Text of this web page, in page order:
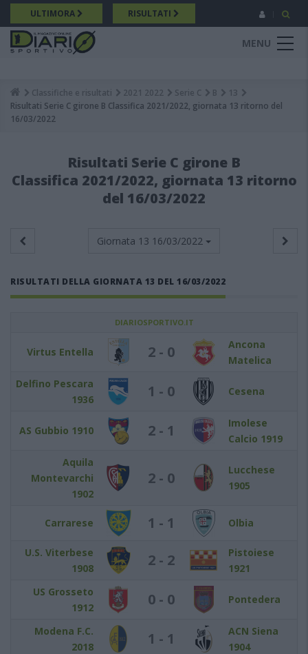
Salta
al
contenuto
principale
ULTIMORA RISULTATI
MENU
Breadcrumb
Classifiche e risultati 2021 2022 Serie C B
13
Risultati Serie C girone B Classifica 2021/2022, giornata 13 ritorno del
16/03/2022
Risultati Serie C girone B
Classifica 2021/2022, giornata 13 ritorno
del 16/03/2022
Giornata 13 16/03/2022
RISULTATI DELLA GIORNATA 13 DEL 16/03/2022
DIARIOSPORTIVO.IT
Virtus Entella 2 - 0
Ancona
Matelica
Delfino Pescara
1936
1 - 0 Cesena
AS Gubbio 1910 2 - 1
Imolese
Calcio 1919
Aquila
Montevarchi
1902
2 - 0
Lucchese
1905
Carrarese 1 - 1 Olbia
U.S. Viterbese
1908
2 - 2
Pistoiese
1921
US Grosseto
1912
0 - 0 Pontedera
Modena F.C.
2018
1 - 1
ACN Siena
1904